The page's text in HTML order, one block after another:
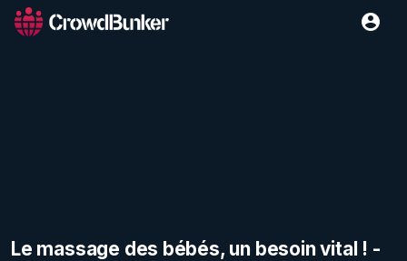
Le massage des bébés, un besoin vital ! -